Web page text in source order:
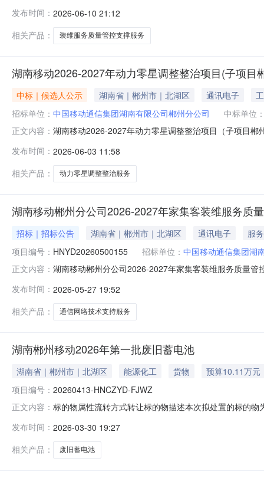
发布时间： 2026-06-10 21:12
相关产品：
装维服务质量管控支撑服务
湖南移动2026-2027年动力零星调整整治项目(子项目
中标｜候选人公示 湖南省｜郴州市｜北湖区 通讯电子
招标单位： 中国移动通信集团湖南有限公司郴州分公司
中标单位
正文内容： 湖南移动2026-2027年动力零星调整整治项目（子项目
发布时间： 2026-06-03 11:58
相关产品：
动力零星调整整治服务
湖南移动郴州分公司2026-2027年家集客装维服务质
招标｜招标公告 湖南省｜郴州市｜北湖区 通讯电子
服务
项目编号： HNYD20260500155 招标单位： 中国移动通信集团湖
正文内容： 湖南移动郴州分公司2026-2027年家集客装维服务质量管
发布时间： 2026-05-27 19:52
相关产品：
通信网络技术支持服务
湖南郴州移动2026年第一批废旧蓄电池
湖南省｜郴州市｜北湖区 能源化工 货物
预算10.11万元
项目编号： 20260413-HNCZYD-FJWZ
正文内容： 标的物属性流转方式转让标的物描述本次拟处置的标的
该现场资产状态、重量的认可。一旦成交视为受让方对
2026年第一批废
发布时间： 2026-03-30 19:27
相关产品：
废旧蓄电池